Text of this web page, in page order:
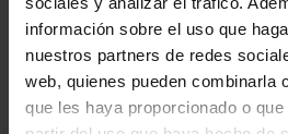
información sobre el uso que
nuestros partners de redes
web, quienes pueden combinarla
que les haya proporcionado o
73,00 €